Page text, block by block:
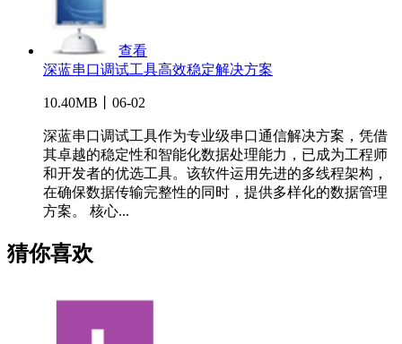
查看
深蓝串口调试工具高效稳定解决方案
10.40MB丨06-02
深蓝串口调试工具作为专业级串口通信解决方案，凭借
其卓越的稳定性和智能化数据处理能力，已成为工程师
和开发者的优选工具。该软件运用先进的多线程架构，
在确保数据传输完整性的同时，提供多样化的数据管理
方案。 核心...
猜你喜欢